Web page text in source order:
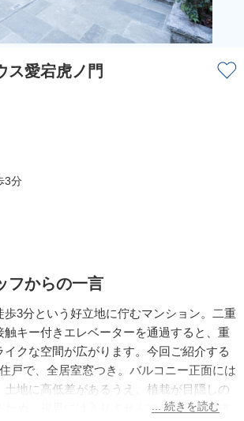
ス愛宕虎ノ門
3分
フからの一言
歩3分という好立地に佇むマンション。二重
触キー付きエレベーターを通過すると、重
イクな空間が広がります。今回ご紹介する
戸で、全居室窓つき。バルコニー正面には
土地に高低差があるうえ、植栽が目隠しの
ため、視界には入りませんでした。土地権